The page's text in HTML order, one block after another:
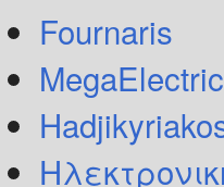
Fournaris
MegaElectric